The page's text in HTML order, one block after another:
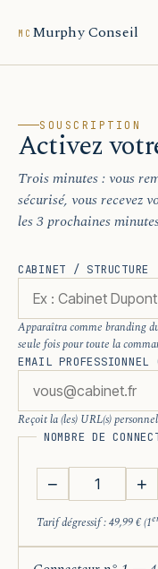
MC Murphy Conseil
SOUSCRIPTION
Activez
Trois minutes : vous
sécurisé, vous recevez
les 3 prochaines
CABINET / STRUCTURE
Apparaîtra comme branding
seule fois pour toute la
EMAIL
Reçoit la (les) URL(s)
NOMBRE DE
− +
Tarif dégressif : 49,99 € (1